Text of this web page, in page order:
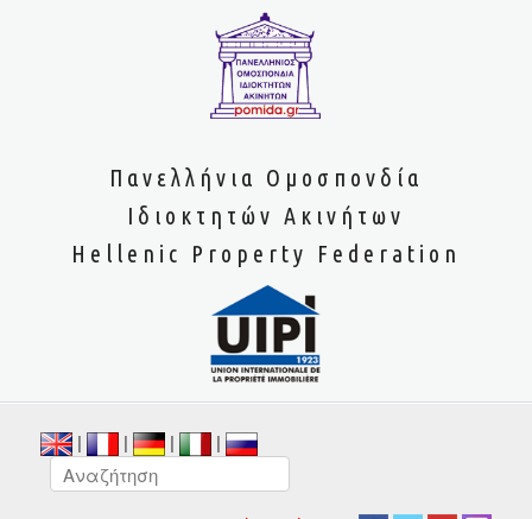
Πανελλήνια Ομοσπονδία
Ιδιοκτητών Ακινήτων
Hellenic Property Federation
| | | |